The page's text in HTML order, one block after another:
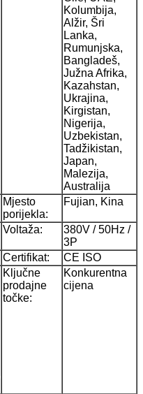
Kolumbija,
Alžir, Šri
Lanka,
Rumunjska,
Bangladeš,
Južna Afrika,
Kazahstan,
Ukrajina,
Kirgistan,
Nigerija,
Uzbekistan,
Tadžikistan,
Japan,
Malezija,
Australija
Mjesto
porijekla:
Fujian, Kina
Voltaža:
380V / 50Hz /
3P
Certifikat:
CE ISO
Ključne
prodajne
točke:
Konkurentna
cijena